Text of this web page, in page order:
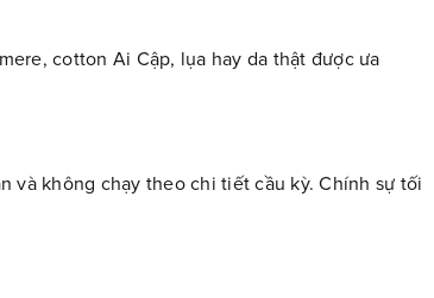
cotton Ai Cập, lụa hay da thật được ưa
và không chạy theo chi tiết cầu kỳ. Chính sự tối